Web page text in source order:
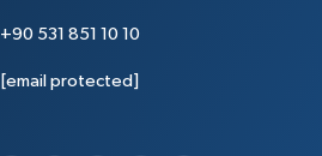
+90 531 851 10 10
[email protected]